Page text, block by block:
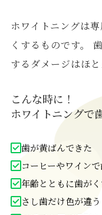
ホワイトニングは
くするものです。
するダメージはほと
こんな時に！
ホワイトニングで
歯が黄ばんできた
コーヒーやワイン
年齢とともに歯が
さし歯だけ色が違う